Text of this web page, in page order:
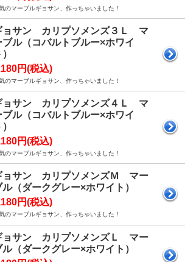
のマーブルギョサン、作っちゃいました！
ョサン カリプソメンズ３Ｌ マ
ブル（コバルトブルー×ホワイ
）
円(税込)
のマーブルギョサン、作っちゃいました！
ョサン カリプソメンズ４Ｌ マ
ブル（コバルトブルー×ホワイ
）
円(税込)
のマーブルギョサン、作っちゃいました！
ョサン カリプソメンズＭ マー
ル（ダークグレー×ホワイト）
円(税込)
のマーブルギョサン、作っちゃいました！
ョサン カリプソメンズＬ マー
ル（ダークグレー×ホワイト）